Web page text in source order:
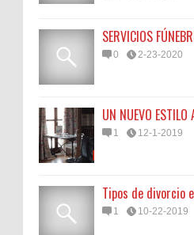
SERVICIOS
0 2-23-2020
UN NUEVO
1 12-1-2019
Tipos de divorcio
1 10-22-2019